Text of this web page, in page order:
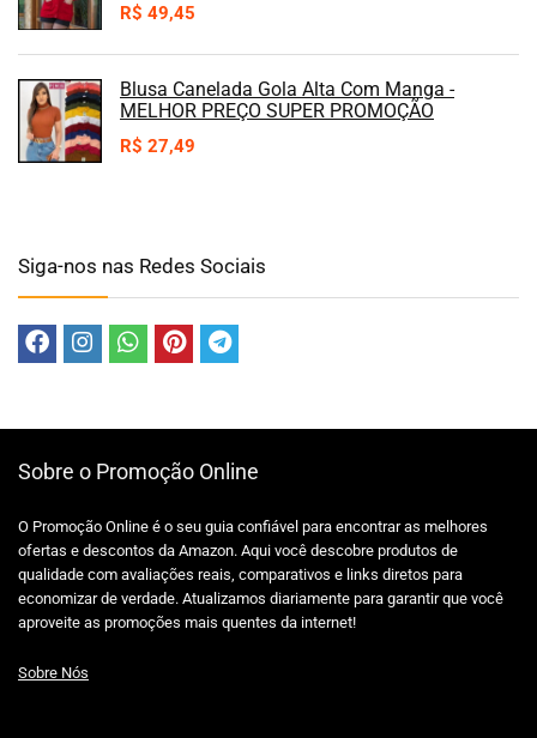
R$ 49,45
Blusa Canelada Gola Alta Com Manga -
MELHOR PREÇO SUPER PROMOÇÃO
R$ 27,49
Siga-nos nas Redes Sociais
Sobre o Promoção Online
O Promoção Online é o seu guia confiável para encontrar as melhores
ofertas e descontos da Amazon. Aqui você descobre produtos de
qualidade com avaliações reais, comparativos e links diretos para
economizar de verdade. Atualizamos diariamente para garantir que você
aproveite as promoções mais quentes da internet!
Sobre Nós